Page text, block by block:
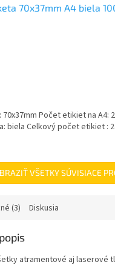
70x37mm A4 biela
Počet etikiet na A4:
biela Celkový počet etikiet :
VŠETKY SÚVISIACE
(3) Diskusia
atramentové aj laserové